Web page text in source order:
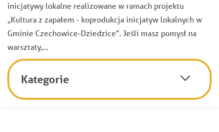
inicjatywy lokalne realizowane w ramach projektu
„Kultura z zapałem - koprodukcja inicjatyw lokalnych w
Gminie Czechowice-Dziedzice”. Jeśli masz pomysł na
warsztaty,…
Kategorie